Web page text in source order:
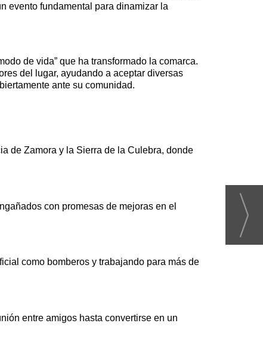
evento fundamental para dinamizar la
de vida” que ha transformado la comarca.
del lugar, ayudando a aceptar diversas
ante su comunidad.
de Zamora y la Sierra de la Culebra, donde
con promesas de mejoras en el
como bomberos y trabajando para más de
entre amigos hasta convertirse en un